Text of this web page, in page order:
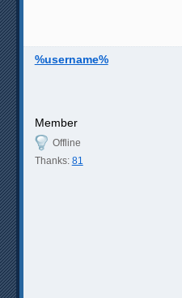
%username%
Member
Offline
Thanks: 81